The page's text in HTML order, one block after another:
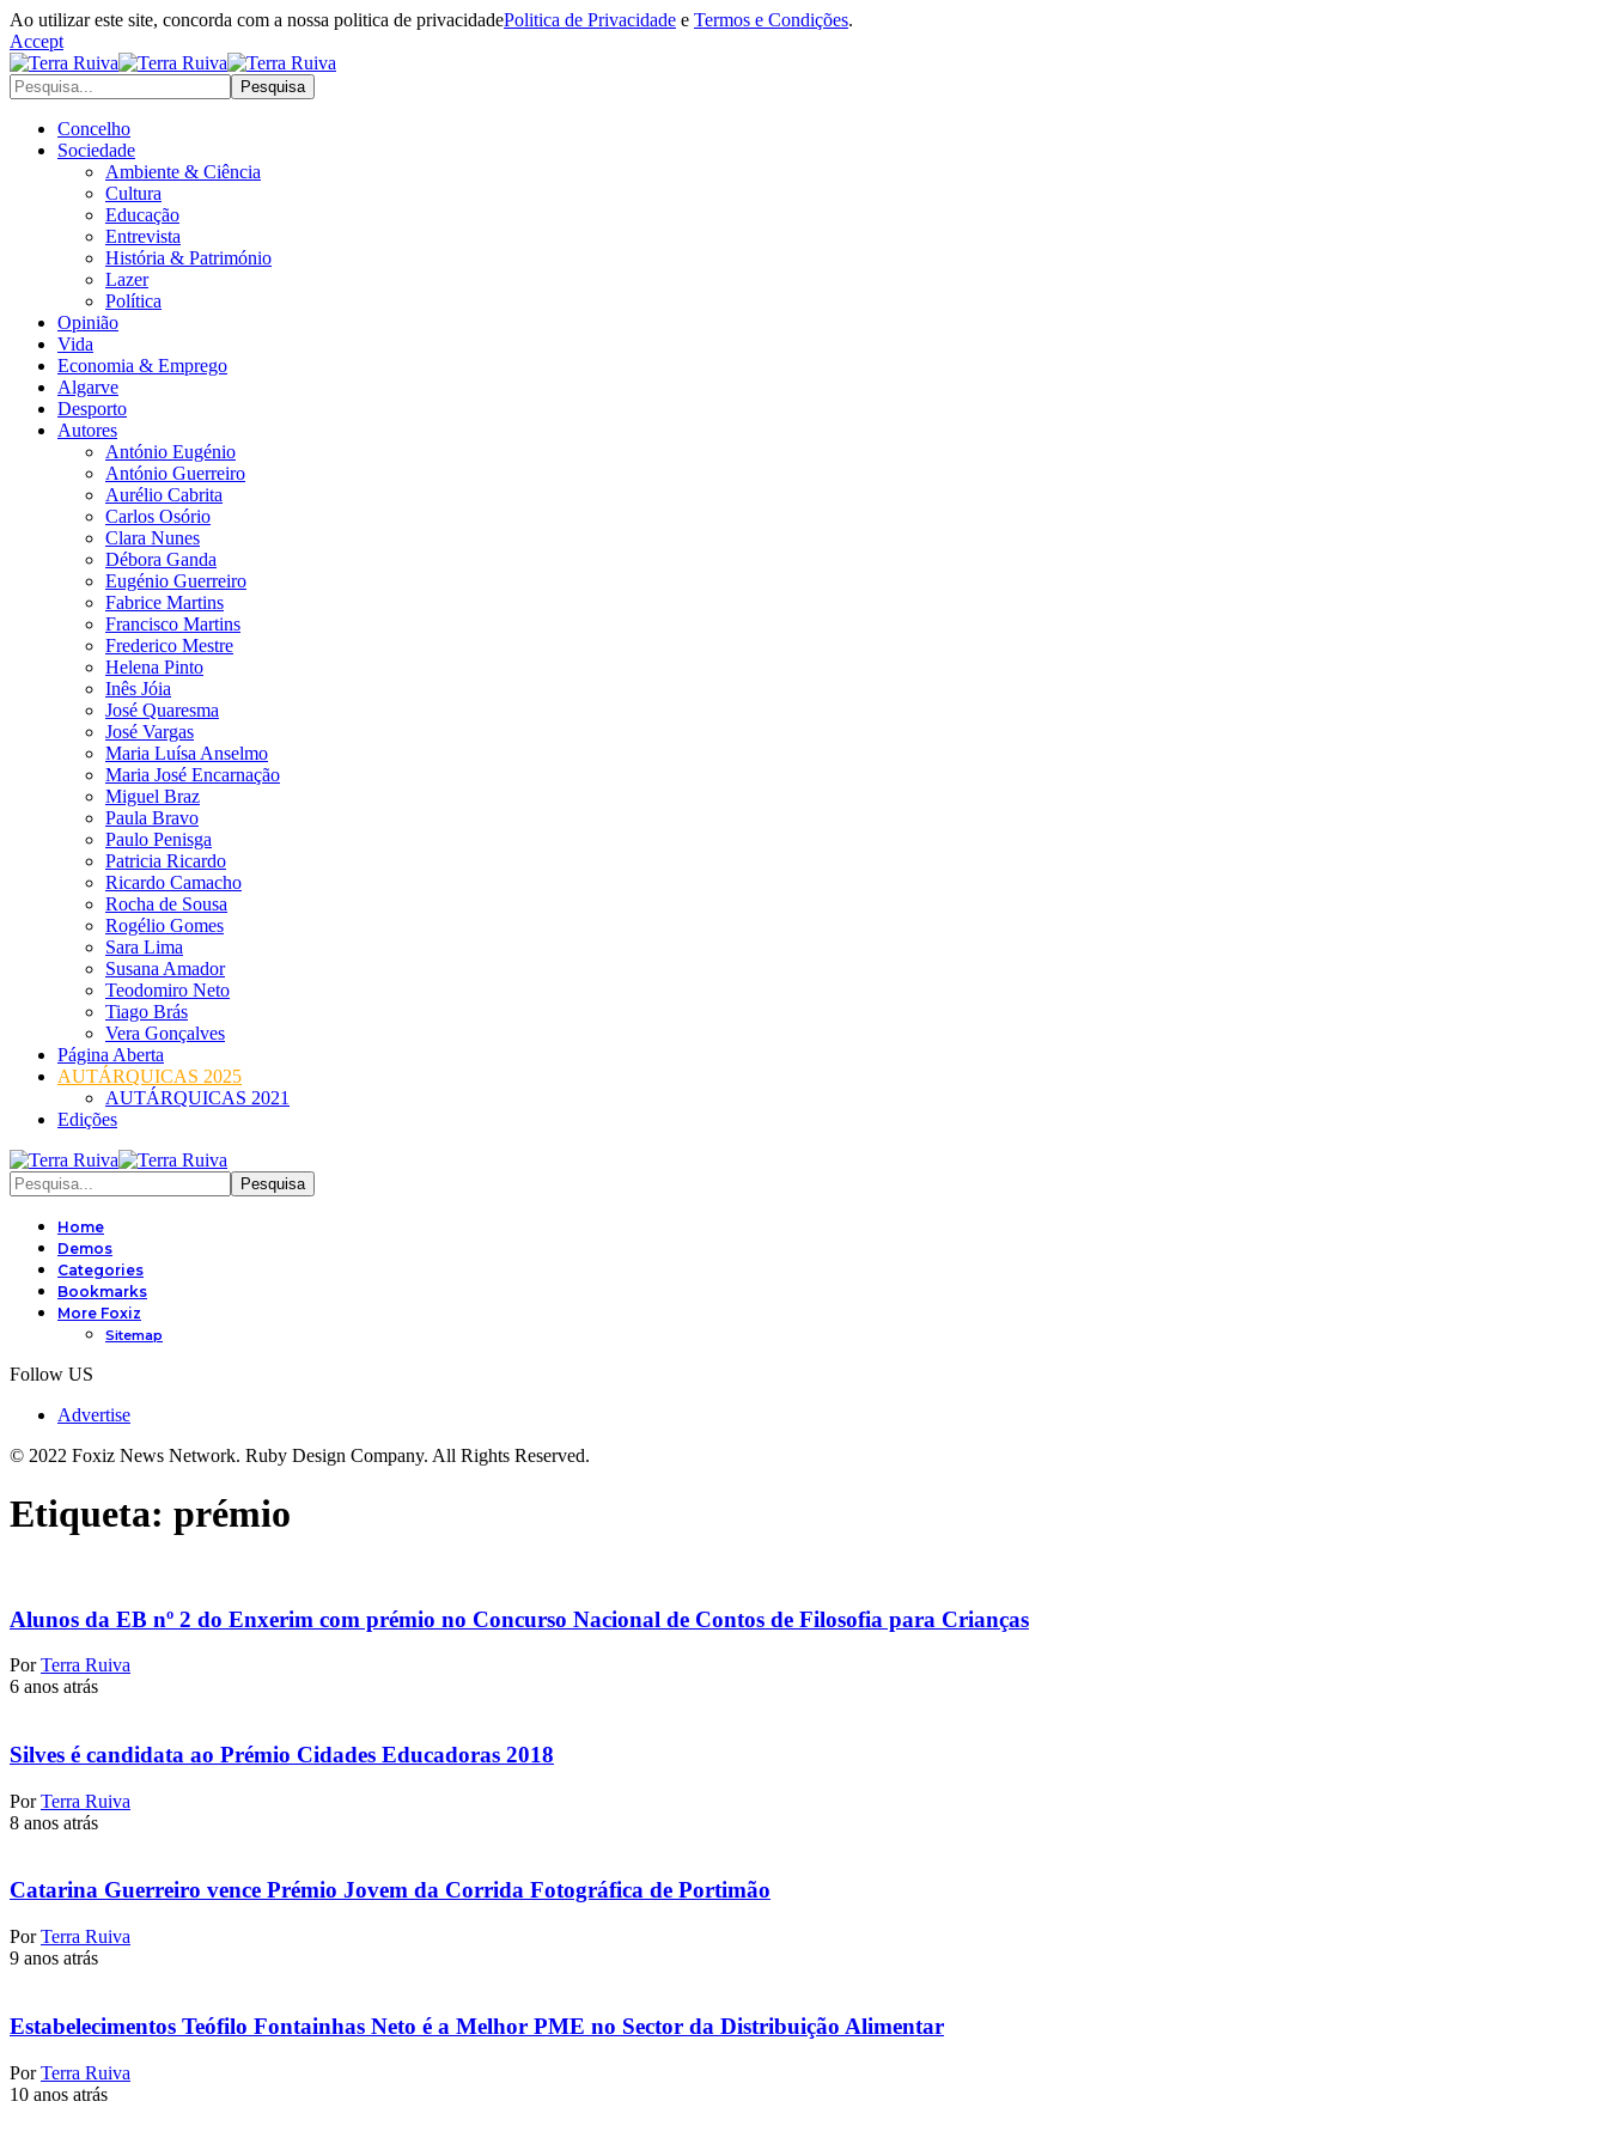
Ao utilizar este site, concorda com a nossa politica de privacidadePolitica de Privacidade e Termos e Condições.
Accept
Concelho
Sociedade
Ambiente & Ciência
Cultura
Educação
Entrevista
História & Património
Lazer
Política
Opinião
Vida
Economia & Emprego
Algarve
Desporto
Autores
António Eugénio
António Guerreiro
Aurélio Cabrita
Carlos Osório
Clara Nunes
Débora Ganda
Eugénio Guerreiro
Fabrice Martins
Francisco Martins
Frederico Mestre
Helena Pinto
Inês Jóia
José Quaresma
José Vargas
Maria Luísa Anselmo
Maria José Encarnação
Miguel Braz
Paula Bravo
Paulo Penisga
Patricia Ricardo
Ricardo Camacho
Rocha de Sousa
Rogélio Gomes
Sara Lima
Susana Amador
Teodomiro Neto
Tiago Brás
Vera Gonçalves
Página Aberta
AUTÁRQUICAS 2025
AUTÁRQUICAS 2021
Edições
Home
Demos
Categories
Bookmarks
More Foxiz
Sitemap
Follow US
Advertise
© 2022 Foxiz News Network. Ruby Design Company. All Rights Reserved.
Etiqueta: prémio
Alunos da EB nº 2 do Enxerim com prémio no Concurso Nacional de Contos de Filosofia para Crianças
Por Terra Ruiva
6 anos atrás
Silves é candidata ao Prémio Cidades Educadoras 2018
Por Terra Ruiva
8 anos atrás
Catarina Guerreiro vence Prémio Jovem da Corrida Fotográfica de Portimão
Por Terra Ruiva
9 anos atrás
Estabelecimentos Teófilo Fontainhas Neto é a Melhor PME no Sector da Distribuição Alimentar
Por Terra Ruiva
10 anos atrás